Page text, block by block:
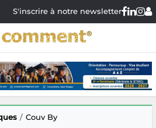
S'inscrire à notre newsletter
Couv By